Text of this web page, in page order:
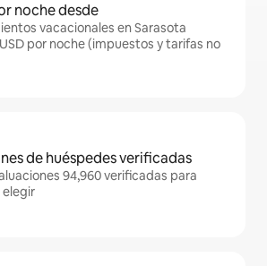
noche desde
vacacionales en Sarasota
por noche (impuestos y tarifas no
de huéspedes verificadas
94,960 verificadas para